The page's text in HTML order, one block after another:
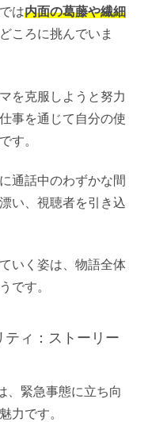
は内面の葛藤や繊細
ころに挑んでいま
を克服しようと努力
事を通じて自分の使
す。
通話中のわずかな間
い、視聴者を引き込
いく姿は、物語全体
です。
ィ：ストーリー
、緊急事態に立ち向
力です。